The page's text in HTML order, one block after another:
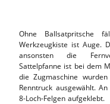
Ohne Ballsatpritsche
Werkzeugkiste ist Auge.
ansonsten die
Sattelpfanne ist bei dem
die Zugmaschine
Renntruck ausgewählt.
8-Loch-Felgen aufgeklebt.